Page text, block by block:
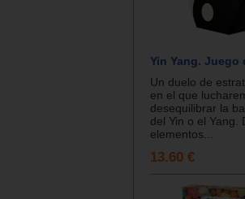
Yin Yang. Juego
Un duelo de
en el que
desequilibrar la
del Yin o el Yang.
elementos...
13.60 €